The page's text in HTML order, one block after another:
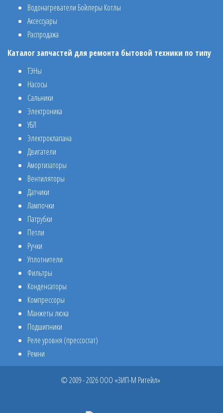
Водонагреватели Бойлеры Котлы
Аксессуары
Распродажа
Каталог запчастей для ремонта бытовой техники по типу
ТЭНы
Насосы
Сальники
Электроника
УБЛ
Электроклапана
Двигатели
Амортизаторы
Вентиляторы
Датчики
Лампочки
Патрубки
Петли
Ручки
Уплотнители
Фильтры
Конденсаторы
Компрессоры
Манжеты люка
Подшипники
Реле уровня (прессостат)
Ремни
© 2009 - 2026 ООО «ЗИП-М Ритейл»